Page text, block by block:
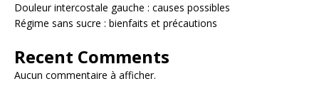
Douleur intercostale gauche : causes possibles
Régime sans sucre : bienfaits et précautions
Recent Comments
Aucun commentaire à afficher.